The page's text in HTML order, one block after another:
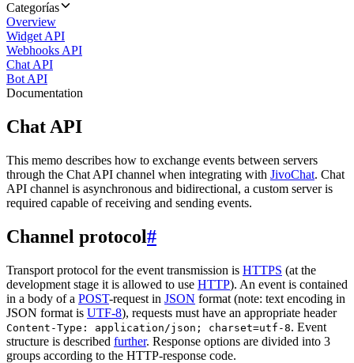
Categorías
Overview
Widget API
Webhooks API
Chat API
Bot API
Documentation
Chat API
This memo describes how to exchange events between servers
through the Chat API channel when integrating with JivoChat. Chat
API channel is asynchronous and bidirectional, a custom server is
required capable of receiving and sending events.
Channel protocol#
Transport protocol for the event transmission is HTTPS (at the
development stage it is allowed to use HTTP). An event is contained
in a body of a POST-request in JSON format (note: text encoding in
JSON format is UTF-8), requests must have an appropriate header
Content-Type: application/json; charset=utf-8. Event
structure is described further. Response options are divided into 3
groups according to the HTTP-response code.